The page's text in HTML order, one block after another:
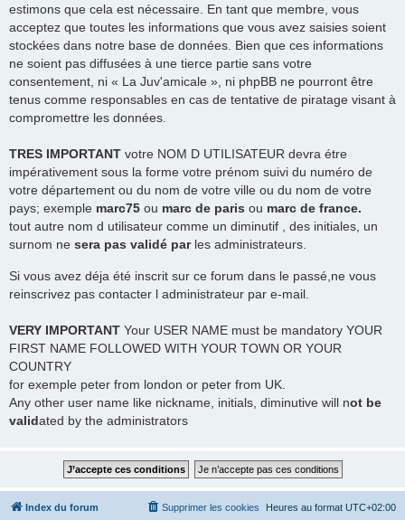
estimons que cela est nécessaire. En tant que membre, vous
acceptez que toutes les informations que vous avez saisies soient
stockées dans notre base de données. Bien que ces informations
ne soient pas diffusées à une tierce partie sans votre
consentement, ni « La Juv'amicale », ni phpBB ne pourront être
tenus comme responsables en cas de tentative de piratage visant à
compromettre les données.
TRES IMPORTANT votre NOM D UTILISATEUR devra étre
impérativement sous la forme votre prénom suivi du numéro de
votre département ou du nom de votre ville ou du nom de votre
pays; exemple marc75 ou marc de paris ou marc de france.
tout autre nom d utilisateur comme un diminutif , des initiales, un
surnom ne sera pas validé parles administrateurs.
Si vous avez déja été inscrit sur ce forum dans le passé,ne vous
reinscrivez pas contacter l administrateur par e-mail.
VERY IMPORTANT Your USER NAME must be mandatory YOUR
FIRST NAME FOLLOWED WITH YOUR TOWN OR YOUR
COUNTRY
for exemple peter from london or peter from UK.
Any other user name like nickname, initials, diminutive will not be
validated by the administrators
Index du forum Heures au format UTC+02:00
Supprimer les cookies